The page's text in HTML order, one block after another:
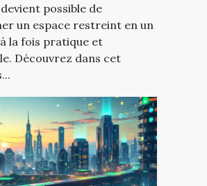
possible de
un espace restreint en un
la fois pratique et
Découvrez dans cet